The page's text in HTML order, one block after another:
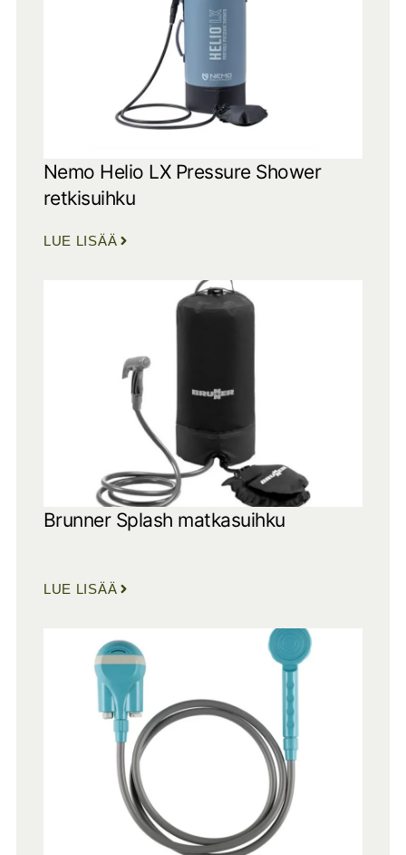
Nemo Helio LX Pressure Shower
retkisuihku
LUE LISÄÄ
Brunner Splash matkasuihku
LUE LISÄÄ